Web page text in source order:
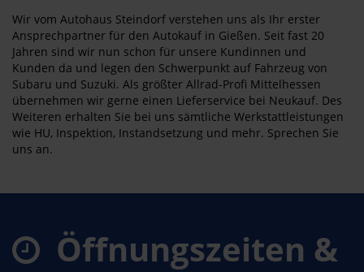
Wir vom Autohaus Steindorf verstehen uns als Ihr erster
Ansprechpartner für den Autokauf in Gießen. Seit fast 20
Jahren sind wir nun schon für unsere Kundinnen und
Kunden da und legen den Schwerpunkt auf Fahrzeug von
Subaru und Suzuki. Als größter Allrad-Profi Mittelhessen
übernehmen wir gerne einen Lieferservice bei Neukauf. Des
Weiteren erhalten Sie bei uns sämtliche Werkstattleistungen
wie HU, Inspektion, Instandsetzung und mehr. Sprechen Sie
uns an.
Öffnungszeiten &